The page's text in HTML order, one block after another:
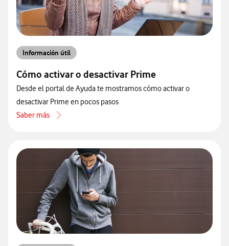
Información útil
Cómo activar o desactivar Prime
Desde el portal de Ayuda te mostramos cómo activar o
desactivar Prime en pocos pasos
Saber más
acerca de Cómo activar o desactivar Prime